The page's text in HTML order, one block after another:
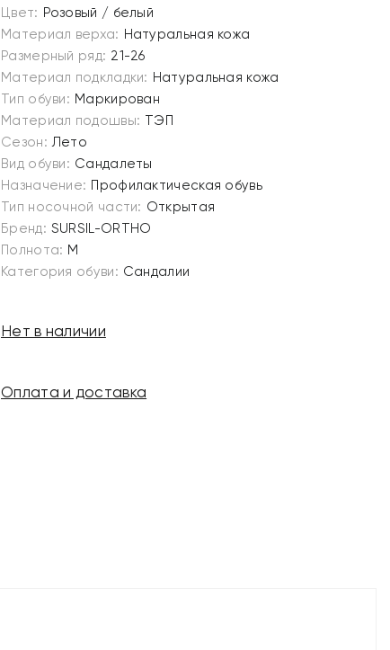
Цвет: Розовый / белый
Материал верха: Натуральная кожа
Размерный ряд: 21-26
Материал подкладки: Натуральная кожа
Тип обуви: Маркирован
Материал подошвы: ТЭП
Сезон: Лето
Вид обуви: Сандалеты
Назначение: Профилактическая обувь
Тип носочной части: Открытая
Бренд: SURSIL-ORTHO
Полнота: M
Категория обуви: Сандалии
Нет в наличии
Оплата и доставка